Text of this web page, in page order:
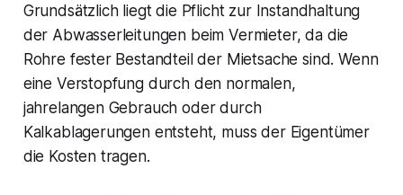
Grundsätzlich liegt die Pflicht zur Instandhaltung
der Abwasserleitungen beim Vermieter, da die
Rohre fester Bestandteil der Mietsache sind. Wenn
eine Verstopfung durch den normalen,
jahrelangen Gebrauch oder durch
Kalkablagerungen entsteht, muss der Eigentümer
die Kosten tragen.